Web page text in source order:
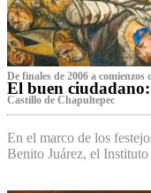
De finales de 2006 a comienzos
El buen
Castillo de Chapultepec
En el marco de los
Benito Juárez, el